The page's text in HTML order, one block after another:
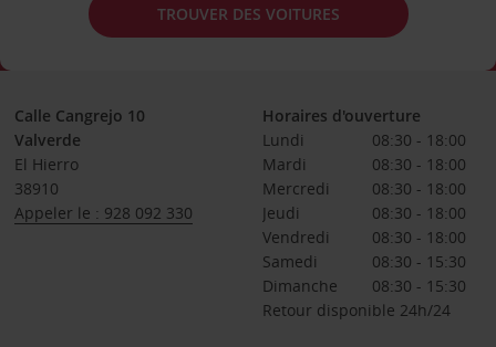
TROUVER DES VOITURES
Calle Cangrejo 10
Valverde
El Hierro
38910
Appeler le : 928 092 330
Horaires d'ouverture
Lundi
08:30 - 18:00
Mardi
08:30 - 18:00
Mercredi
08:30 - 18:00
Jeudi
08:30 - 18:00
Vendredi
08:30 - 18:00
Samedi
08:30 - 15:30
Dimanche
08:30 - 15:30
Retour disponible 24h/24